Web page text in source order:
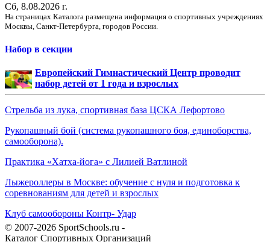
Сб, 8.08.2026 г.
На страницах Каталога размещена информация о спортивных учреждениях
Москвы, Санкт-Петербурга, городов России.
Набор в секции
Европейский Гимнастический Центр проводит
набор детей от 1 года и взрослых
Стрельба из лука, спортивная база ЦСКА Лефортово
Рукопашный бой (система рукопашного боя, единоборства,
самооборона).
Практика «Хатха-йога» с Лилией Ватлиной
Лыжероллеры в Москве: обучение с нуля и подготовка к
соревнованиям для детей и взрослых
Клуб самообороны Контр- Удар
© 2007-2026 SportSchools.ru -
Каталог Спортивных Организаций